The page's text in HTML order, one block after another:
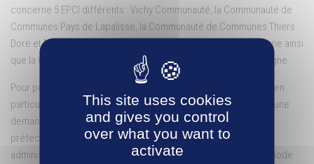
concerne 5 EPCI différents : Vichy Communauté, la Communauté de
Communes Pays de Lapalisse, la Communauté de Communes Thiers
Dore et Montagne, la Communauté de Communes Plaine Limagne ainsi
que la Communauté de Communes Saint-Pourçain-Sioule-Limagne.
Pour pouvoir réaliser les actions sur l’ensemble du territoire et en
particulier sur les terrains privés, Vichy Communauté a déposé une
demande de Déclaration d’Intérêt Général (DIG) auprès des
préfectures de l’Allier et du Puy-de-Dôme. Cette procédure
administrative nécessite une consultation du public sur une période
This site uses cookies
and gives you control
over what you want to
activate